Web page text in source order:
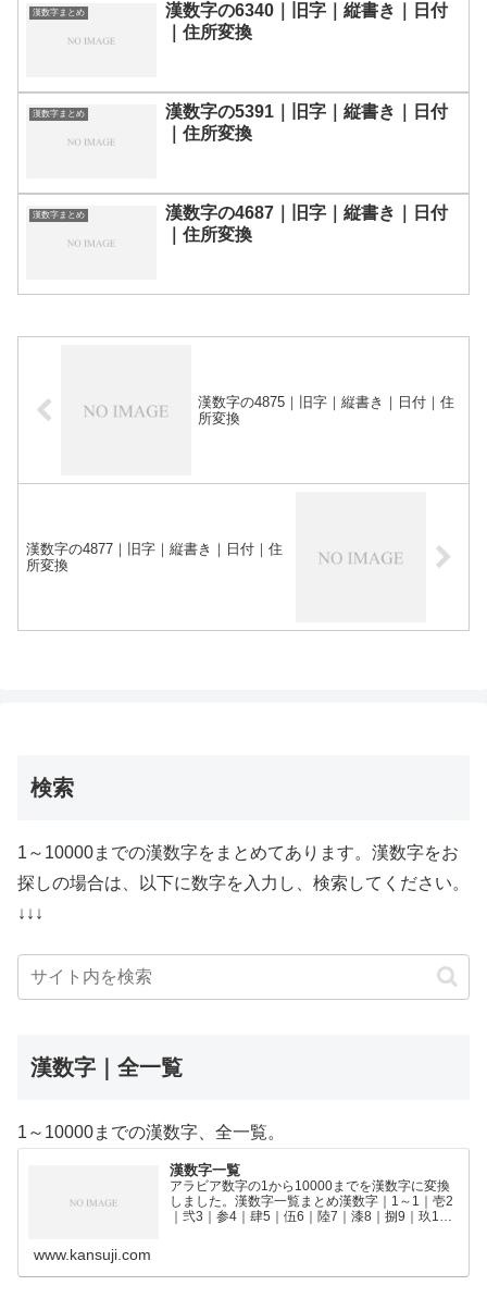
漢数字まとめ
漢数字の6340｜旧字｜縦書き｜日付
｜住所変換
漢数字まとめ
漢数字の5391｜旧字｜縦書き｜日付
｜住所変換
漢数字まとめ
漢数字の4687｜旧字｜縦書き｜日付
｜住所変換
漢数字の4875｜旧字｜縦書き｜日付｜住
所変換
漢数字の4877｜旧字｜縦書き｜日付｜住
所変換
検索
1～10000までの漢数字をまとめてあります。漢数字をお
探しの場合は、以下に数字を入力し、検索してください。
↓↓↓
漢数字｜全一覧
1～10000までの漢数字、全一覧。
漢数字一覧
アラビア数字の1から10000までを漢数字に変換
しました。漢数字一覧まとめ漢数字｜1～1｜壱2
｜弐3｜参4｜肆5｜伍6｜陸7｜漆8｜捌9｜玖10
www.kansuji.com